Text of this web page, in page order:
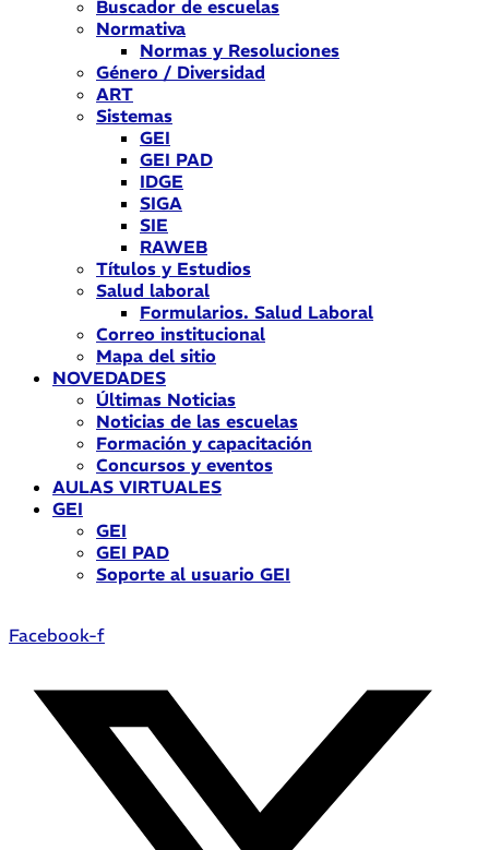
Buscador de escuelas
Normativa
Normas y Resoluciones
Género / Diversidad
ART
Sistemas
GEI
GEI PAD
IDGE
SIGA
SIE
RAWEB
Títulos y Estudios
Salud laboral
Formularios. Salud Laboral
Correo institucional
Mapa del sitio
NOVEDADES
Últimas Noticias
Noticias de las escuelas
Formación y capacitación
Concursos y eventos
AULAS VIRTUALES
GEI
GEI
GEI PAD
Soporte al usuario GEI
Facebook-f